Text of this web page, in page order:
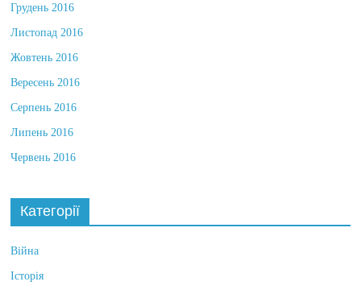
Грудень 2016
Листопад 2016
Жовтень 2016
Вересень 2016
Серпень 2016
Липень 2016
Червень 2016
Категорії
Війна
Історія